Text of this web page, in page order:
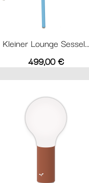
Kleiner Lounge Sessel...
Preis
499,00 €